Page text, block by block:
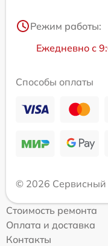
Режим работы:
Ежедневно с
Способы оплаты
© 2026 Сервисный
Стоимость ремонта
Оплата и доставка
Контакты